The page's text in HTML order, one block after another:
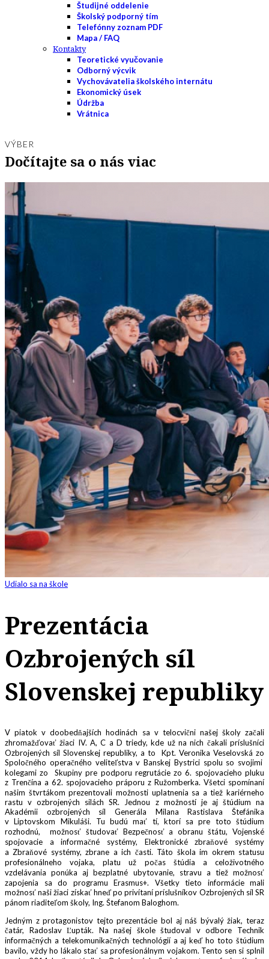
Študijné oddelenie
Školský podporný tím
Telefónny zoznam PDF
Mapa / FAQ
Kontakty
Teoretické vyučovanie
Odborný výcvik
Vychovávatelia školského internátu
Ekonomický úsek
Údržba
Vrátnica
VÝBER
Dočítajte sa o nás viac
Udialo sa na škole
Prezentácia
Ozbrojených síl
Slovenskej republiky
V piatok v doobedňajších hodinách sa v telocvični našej školy začali
zhromažďovať žiaci IV. A, C a D triedy, kde už na nich čakali príslušníci
Ozbrojených síl Slovenskej republiky, a to Kpt. Veronika Veselovská zo
Spoločného operačného veliteľstva v Banskej Bystrici spolu so svojimi
kolegami zo Skupiny pre podporu regrutácie zo 6. spojovacieho pluku
z Trenčína a 62. spojovacieho práporu z Ružomberka. Všetci spomínaní
našim štvrtákom prezentovali možnosti uplatnenia sa a tiež kariérneho
rastu v ozbrojených silách SR. Jednou z možností je aj štúdium na
Akadémii ozbrojených síl Generála Milana Rastislava Štefánika
v Liptovskom Mikuláši. Tu budú mať tí, ktorí sa pre toto štúdium
rozhodnú, možnosť študovať Bezpečnosť a obranu štátu, Vojenské
spojovacie a informačné systémy, Elektronické zbraňové systémy
a Zbraňové systémy, zbrane a ich časti. Táto škola im okrem statusu
profesionálneho vojaka, platu už počas štúdia a celoživotného
vzdelávania ponúka aj bezplatné ubytovanie, stravu a tiež možnosť
zapojenia sa do programu Erasmus+. Všetky tieto informácie mali
možnosť naši žiaci získať hneď po privítaní príslušníkov Ozbrojených síl SR
pánom riaditeľom školy, Ing. Štefanom Baloghom.
Jedným z protagonistov tejto prezentácie bol aj náš bývalý žiak, teraz
čatár, Radoslav Ľupták. Na našej škole študoval v odbore Technik
informačných a telekomunikačných technológií a aj keď ho toto štúdium
bavilo, vždy ho lákalo stať sa profesionálnym vojakom. Tento sen si splnil